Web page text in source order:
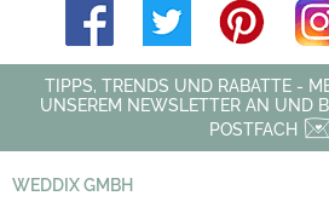
TIPPS, TRENDS UND RABATTE -
UNSEREM NEWSLETTER AN UND
POSTFACH
WEDDIX GMBH